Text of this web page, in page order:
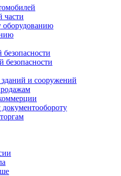
части
оборудованию
безопасности
безопасности
и сооружений